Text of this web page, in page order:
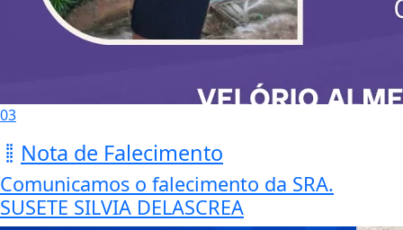
03
Nota de Falecimento
Comunicamos o falecimento da SRA.
SUSETE SILVIA DELASCREA